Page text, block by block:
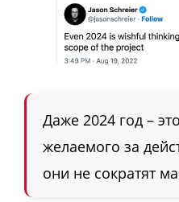
Даже 2024 год –
желаемого за
они не сократят